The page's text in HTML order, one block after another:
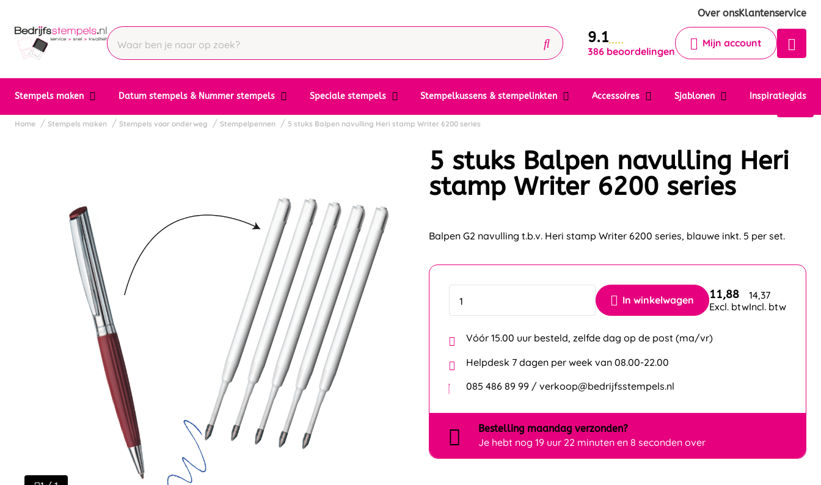
Over onsKlantenservice
9.1
386 beoordelingen
Mijn account
Stempels maken Datum stempels & Nummer stempels Speciale stempels Stempelkussens & stempelinkten Accessoires Sjablonen Inspiratiegids
Krijg een antwoord op uw vraag
Chat 24/7 met onze chatbot voor
Contact
Home Stempels maken Stempels voor onderweg Stempelpennen 5 stuks Balpen navulling Heri stamp Writer 6200 series
5 stuks Balpen navulling Heri
stamp Writer 6200 series
Balpen G2 navulling t.b.v. Heri stamp Writer 6200 series, blauwe inkt. 5 per set.
In winkelwagen 11,88
Excl. btw
14,37
Incl. btw
Vóór 15.00 uur besteld, zelfde dag op de post (ma/vr)
Helpdesk 7 dagen per week van 08.00-22.00
085 486 89 99 / verkoop@bedrijfsstempels.nl
Bestelling maandag verzonden?
Je hebt nog 19 uur 22 minuten en 8 seconden over